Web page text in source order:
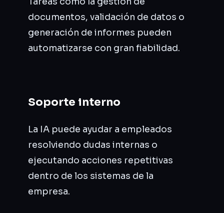
documentos, validación de datos o
generación de informes pueden
automatizarse con gran fiabilidad.
Soporte interno
La IA puede ayudar a empleados
resolviendo dudas internas o
ejecutando acciones repetitivas
dentro de los sistemas de la
empresa.